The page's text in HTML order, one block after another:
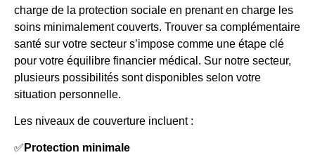
charge de la protection sociale en prenant en charge les
soins minimalement couverts. Trouver sa complémentaire
santé sur votre secteur s’impose comme une étape clé
pour votre équilibre financier médical. Sur notre secteur,
plusieurs possibilités sont disponibles selon votre
situation personnelle.
Les niveaux de couverture incluent :
✅ Protection minimale